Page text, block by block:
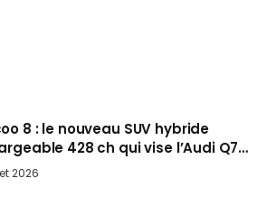
8 : le nouveau SUV hybride
428 ch qui vise l’Audi Q7
en Europe cet automne
2026